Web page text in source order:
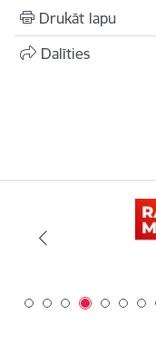
Drukāt lapu
Dalīties